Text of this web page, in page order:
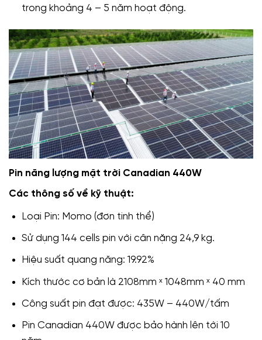
trong khoảng 4 – 5 năm hoạt động.
Pin năng lượng mặt trời Canadian 440W
Các thông số về kỹ thuật:
Loại Pin: Momo (đơn tinh thể)
Sử dụng 144 cells pin với cân nặng 24,9 kg.
Hiệu suất quang năng: 19.92%
Kích thước cơ bản là 2108mm ˣ 1048mm ˣ 40 mm
Công suất pin đạt được: 435W – 440W/tấm
Pin Canadian 440W được bảo hành lên tới 10